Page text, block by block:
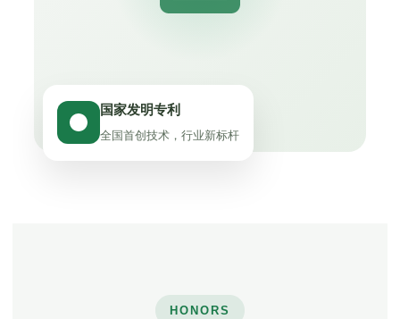
国家发明专利
全国首创技术，行业新标杆
HONORS